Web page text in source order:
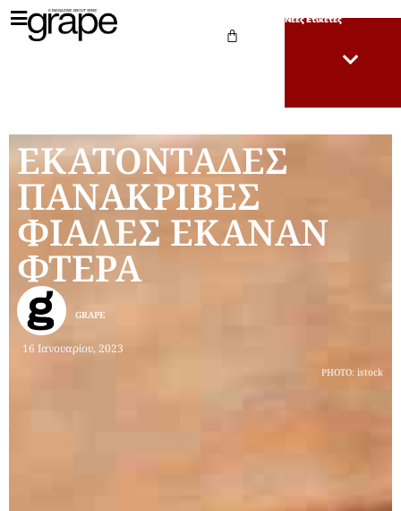
Νέες Ετικέτες
ΕΚΑΤΟΝΤΑΔΕΣ
ΠΑΝΑΚΡΙΒΕΣ
ΦΙΑΛΕΣ ΕΚΑΝΑΝ
ΦΤΕΡΑ
16 Ιανουαρίου, 2023
GRAPE
PHOTO: istock